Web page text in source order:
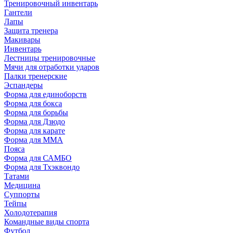
Тренировочный инвентарь
Гантели
Лапы
Защита тренера
Макивары
Инвентарь
Лестницы тренировочные
Мячи для отработки ударов
Палки тренерские
Эспандеры
Форма для единоборств
Форма для бокса
Форма для борьбы
Форма для Дзюдо
Форма для карате
Форма для MMA
Пояса
Форма для САМБО
Форма для Тхэквондо
Татами
Медицина
Суппорты
Тейпы
Холодотерапия
Командные виды спорта
Футбол